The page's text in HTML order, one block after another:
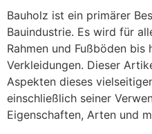
Bauholz ist ein primärer
Bauindustrie. Es wird für
Rahmen und Fußböden bis
Verkleidungen. Dieser
Aspekten dieses
einschließlich seiner
Eigenschaften, Arten und